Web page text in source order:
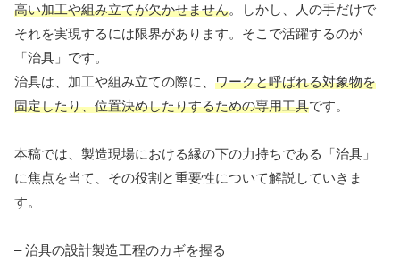
高い加工や組み立てが欠かせません。しかし、人の手だけで
それを実現するには限界があります。そこで活躍するのが
「治具」です。
治具は、加工や組み立ての際に、 ワークと呼ばれる対象物を
固定したり、位置決めしたりするための専用工具です。
本稿では、製造現場における縁の下の力持ちである「治具」
に焦点を当て、その役割と重要性について解説していきま
す。
– 治具の設計製造工程のカギを握る